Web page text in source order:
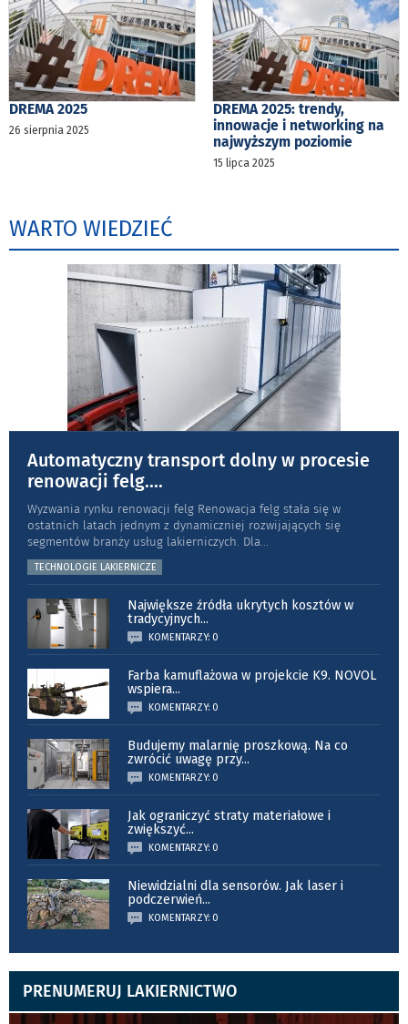
DREMA 2025
26 sierpnia 2025
DREMA 2025: trendy,
innowacje i networking na
najwyższym poziomie
15 lipca 2025
WARTO WIEDZIEĆ
Automatyczny transport dolny w procesie
renowacji felg....
Wyzwania rynku renowacji felg Renowacja felg stała się w
ostatnich latach jednym z dynamiczniej rozwijających się
segmentów branży usług lakierniczych. Dla...
TECHNOLOGIE LAKIERNICZE
Największe źródła ukrytych kosztów w
tradycyjnych...
KOMENTARZY: 0
Farba kamuflażowa w projekcie K9. NOVOL
wspiera...
KOMENTARZY: 0
Budujemy malarnię proszkową. Na co
zwrócić uwagę przy...
KOMENTARZY: 0
Jak ograniczyć straty materiałowe i
zwiększyć...
KOMENTARZY: 0
Niewidzialni dla sensorów. Jak laser i
podczerwień...
KOMENTARZY: 0
PRENUMERUJ LAKIERNICTWO